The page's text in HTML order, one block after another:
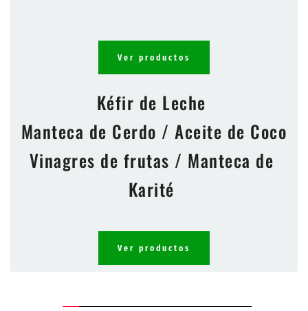
Ver productos
Kéfir de Leche
Manteca de Cerdo / Aceite de Coco
Vinagres de frutas / Manteca de
Karité
Ver productos